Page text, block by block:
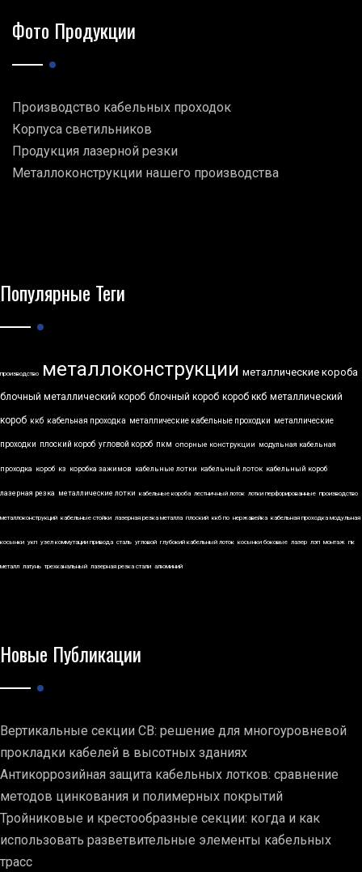
Фото Продукции
Производство кабельных проходок
Корпуса светильников
Продукция лазерной резки
Металлоконструкции нашего производства
Популярные Теги
производство металлоконструкции металлические короба
блочный металлический короб блочный короб короб ккб металлический
короб ккб кабельная проходка металлические кабельные проходки металлические
проходки плоский короб угловой короб пкм опорные конструкции модульная кабельная
проходка короб кз коробка зажимов кабельные лотки кабельный лоток кабельный короб
лазерная резка металлические лотки кабельные короба лестничный лоток лотки перфорированные производство
металлоконструкций кабельные стойки лазерная резка металла плоский ккб по нержавейка кабельная проходка модульная
косынки укп узел коммутации привода сталь угловой глубокий кабельный лоток косынки боковые лазер лэп монтаж пк
металл латунь трехканальный лазерная резка стали алюминий
Новые Публикации
Вертикальные секции СВ: решение для многоуровневой
прокладки кабелей в высотных зданиях
Антикоррозийная защита кабельных лотков: сравнение
методов цинкования и полимерных покрытий
Тройниковые и крестообразные секции: когда и как
использовать разветвительные элементы кабельных
трасс